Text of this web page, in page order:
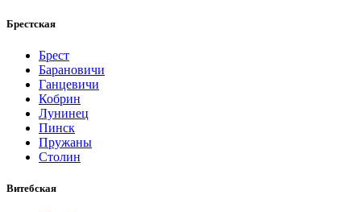
Брестская
Брест
Барановичи
Ганцевичи
Кобрин
Лунинец
Пинск
Пружаны
Столин
Витебская